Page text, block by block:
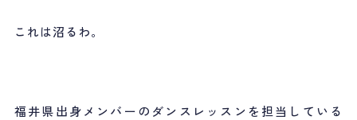
これは沼るわ。
福井県出身メンバーのダンスレッスンを担当している